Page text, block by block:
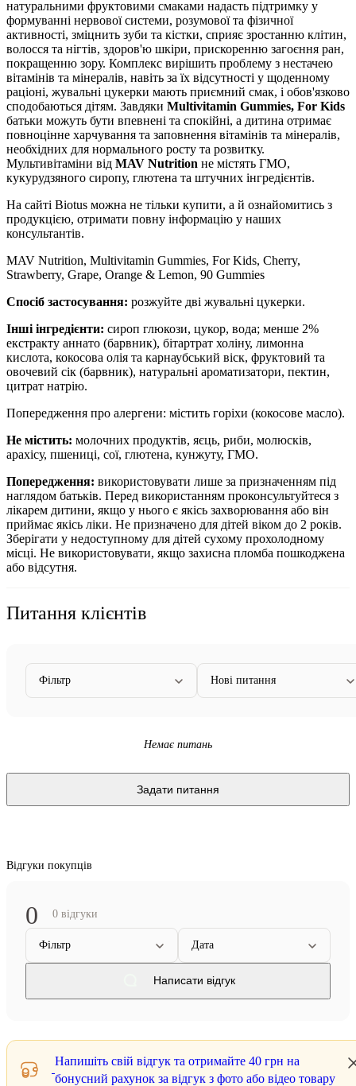
натуральними фруктовими смаками надасть підтримку у
формуванні нервової системи, розумової та фізичної
активності, зміцнить зуби та кістки, сприяє зростанню клітин,
волосся та нігтів, здоров'ю шкіри, прискоренню загоєння ран,
покращенню зору. Комплекс вирішить проблему з нестачею
вітамінів та мінералів, навіть за їх відсутності у щоденному
раціоні, жувальні цукерки мають приємний смак, і обов'язково
сподобаються дітям. Завдяки Multivitamin Gummies, For Kids
батьки можуть бути впевнені та спокійні, а дитина отримає
повноцінне харчування та заповнення вітамінів та мінералів,
необхідних для нормального росту та розвитку.
Мультивітаміни від MAV Nutrition не містять ГМО,
кукурудзяного сиропу, глютена та штучних інгредієнтів.
На сайті Biotus можна не тільки купити, а й ознайомитись з
продукцією, отримати повну інформацію у наших
консультантів.
MAV Nutrition, Multivitamin Gummies, For Kids, Cherry,
Strawberry, Grape, Orange & Lemon, 90 Gummies
Спосіб застосування: розжуйте дві жувальні цукерки.
Інші інгредієнти: сироп глюкози, цукор, вода; менше 2%
екстракту аннато (барвник), бітартрат холіну, лимонна
кислота, кокосова олія та карнаубський віск, фруктовий та
овочевий сік (барвник), натуральні ароматизатори, пектин,
цитрат натрію.
Попередження про алергени: містить горіхи (кокосове масло).
Не містить: молочних продуктів, яєць, риби, молюсків,
арахісу, пшениці, сої, глютена, кунжуту, ГМО.
Попередження: використовувати лише за призначенням під
наглядом батьків. Перед використанням проконсультуйтеся з
лікарем дитини, якщо у нього є якісь захворювання або він
приймає якісь ліки. Не призначено для дітей віком до 2 років.
Зберігати у недоступному для дітей сухому прохолодному
місці. Не використовувати, якщо захисна пломба пошкоджена
або відсутня.
Питання клієнтів
Фільтр Нові питання
Немає питань
Задати питання
Відгуки покупців
0 0 відгуки
Фільтр Дата
Написати відгук
Напишіть свій відгук та отримайте 40 грн на
бонусний рахунок за відгук з фото або відео товару